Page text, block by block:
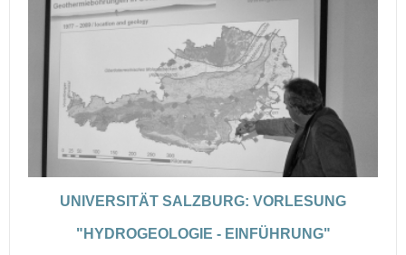
UNIVERSITÄT SALZBURG: VORLESUNG
"HYDROGEOLOGIE - EINFÜHRUNG"